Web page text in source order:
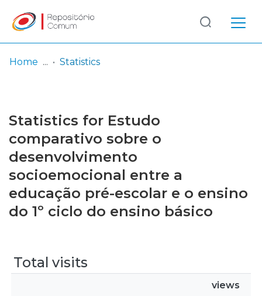
Browse repository
Entities
Log
In
(current)
Home Statistics
Statistics for Estudo
comparativo sobre o
desenvolvimento
socioemocional entre a
educação pré-escolar e o ensino
do 1º ciclo do ensino básico
Total visits
views